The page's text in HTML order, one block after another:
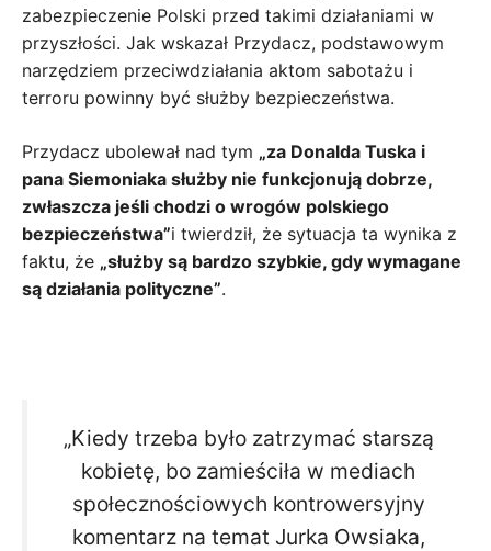
zabezpieczenie Polski przed takimi działaniami w
przyszłości. Jak wskazał Przydacz, podstawowym
narzędziem przeciwdziałania aktom sabotażu i
terroru powinny być służby bezpieczeństwa.
Przydacz ubolewał nad tym „za Donalda Tuska i
pana Siemoniaka służby nie funkcjonują dobrze,
zwłaszcza jeśli chodzi o wrogów polskiego
bezpieczeństwa”i twierdził, że sytuacja ta wynika z
faktu, że „służby są bardzo szybkie, gdy wymagane
są działania polityczne”.
„Kiedy trzeba było zatrzymać starszą
kobietę, bo zamieściła w mediach
społecznościowych kontrowersyjny
komentarz na temat Jurka Owsiaka,